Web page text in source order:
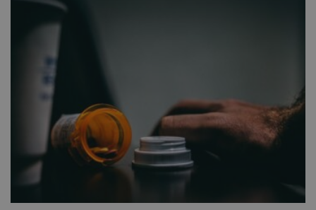
3.560,00€.